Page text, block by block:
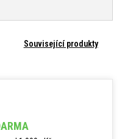
Související produkty